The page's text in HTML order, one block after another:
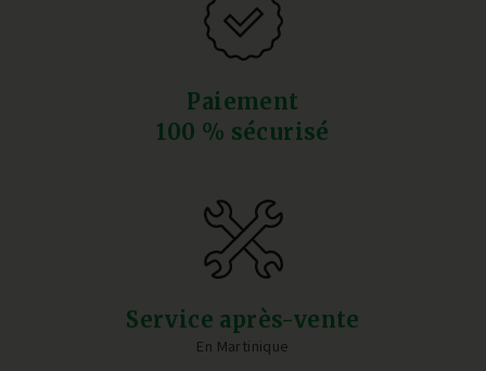
Paiement
100 % sécurisé
Service après-vente
En Martinique